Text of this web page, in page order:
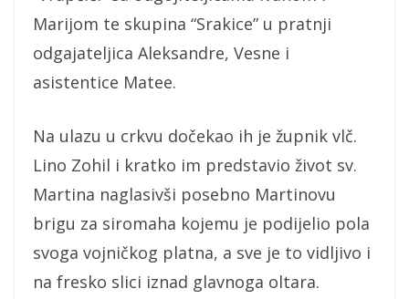
Marijom te skupina “Srakice” u pratnji
odgajateljica Aleksandre, Vesne i
asistentice Matee.
Na ulazu u crkvu dočekao ih je župnik vlč.
Lino Zohil i kratko im predstavio život sv.
Martina naglasivši posebno Martinovu
brigu za siromaha kojemu je podijelio pola
svoga vojničkog platna, a sve je to vidljivo i
na fresko slici iznad glavnoga oltara.